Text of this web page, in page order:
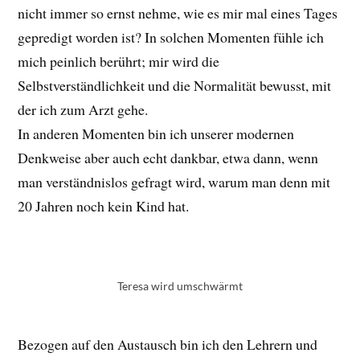
nicht immer so ernst nehme, wie es mir mal eines Tages
gepredigt worden ist? In solchen Momenten fühle ich
mich peinlich berührt; mir wird die
Selbstverständlichkeit und die Normalität bewusst, mit
der ich zum Arzt gehe.
In anderen Momenten bin ich unserer modernen
Denkweise aber auch echt dankbar, etwa dann, wenn
man verständnislos gefragt wird, warum man denn mit
20 Jahren noch kein Kind hat.
Teresa wird umschwärmt
Bezogen auf den Austausch bin ich den Lehrern und